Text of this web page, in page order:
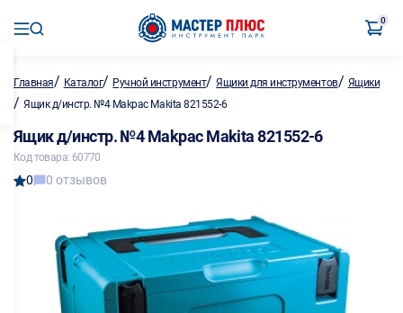
0
Главная/ Каталог/ Ручной инструмент/Ящики для инструментов/ Ящики
/ Ящик д/инстр. №4 Makpac Makita 821552-6
Ящик д/инстр. №4 Makpac Makita 821552-6
Код товара: 60770
0 0 отзывов